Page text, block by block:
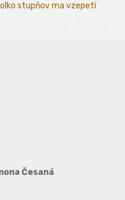
stupňov ma vzepetí
Česaná